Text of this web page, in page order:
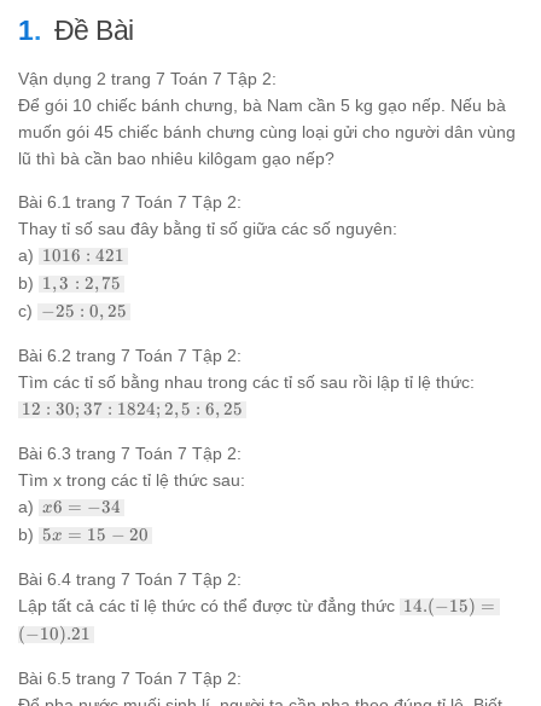
Đề Bài
Vận dụng 2 trang 7 Toán 7 Tập 2:
Để gói 10 chiếc bánh chưng, bà Nam cần 5 kg gạo nếp. Nếu bà
muốn gói 45 chiếc bánh chưng cùng loại gửi cho người dân vùng
lũ thì bà cần bao nhiêu kilôgam gạo nếp?
Bài 6.1 trang 7 Toán 7 Tập 2:
Thay tỉ số sau đây bằng tỉ số giữa các số nguyên:
a) 1016:421
1016 : 421
b) 1,3 :
2,75
1, 3 : 2, 75
c) -25
0,25
−25 : 0, 25
Bài 6.2 trang 7 Toán 7 Tập 2:
Tìm các tỉ số bằng nhau trong các tỉ số sau rồi lập tỉ lệ thức:
12 : 30;
2,5 :
12 : 30; 37 : 1824; 2, 5 : 6, 25
Bài 6.3 trang 7 Toán 7 Tập 2:
Tìm x trong các tỉ lệ thức sau:
a) x6
=
-34
x6 = −34
b) 5x
15-
5x = 15 − 20
Bài 6.4 trang 7 Toán 7 Tập 2:
Lập tất cả các tỉ lệ thức có thể được từ đẳng thức 14.(-15)
14.(−15) =
(−10).21
Bài 6.5 trang 7 Toán 7 Tập 2: